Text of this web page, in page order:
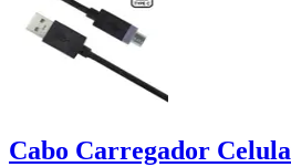
Cabo Carregador